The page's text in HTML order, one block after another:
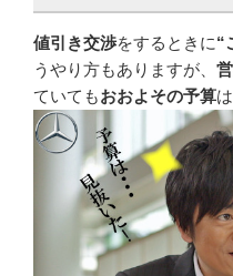
値引き交渉をするときに“
うやり方もありますが、
ていてもおおよその予算